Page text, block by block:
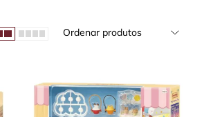
Ordenar produtos